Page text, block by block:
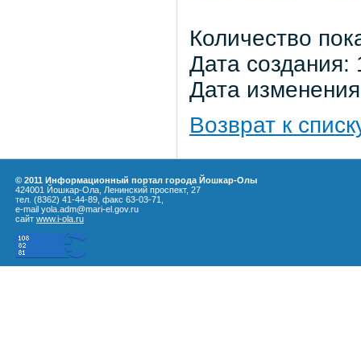
Количество
Дата
Дата
Возврат к
© 2011 Информационный портал города Йошкар-Олы
424001 Йошкар-Ола, Ленинский проспект, 27
тел. (8362) 41-44-89, факс 63-03-71,
e-mail yola.adm@mari-el.gov.ru
сайт www.i-ola.ru